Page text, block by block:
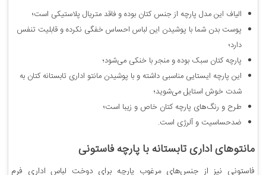
الیاف این مدل پارچه از جنس کتان بوده و فاقد متریال پلاستیکی است؛
پوست بدن شما با پوشیدن این لباس احساس خفگی نکرده و قابلیت تنفس
دارد؛
پارچه کتان سبک بوده و منجر با خنکی می‌شود؛
این پارچه ایستایی مناسبی داشته و با پوشیدن مانتو اداری تابستانه کتان به
شدت خوش استایل می‌شوید؛
طرح و رنگ‌های پارچه کتان خاص و زیبا است؛
ضدحساسیت و آلرژی است.
مانتوهای اداری تابستانه با پارچه فاستونی
فاستونی نیز از جنس‌های مرغوب پارچه برای دوخت لباس اداری فرم